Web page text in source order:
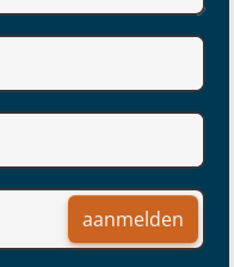
aanmelden